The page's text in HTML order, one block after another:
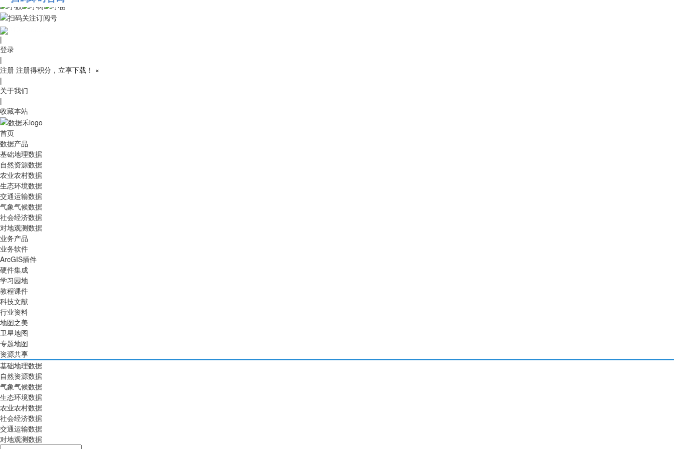
010-53689091
|
登录
|
注册 注册得积分，立享下载！ ×
|
关于我们
|
收藏本站
首页
数据产品
基础地理数据
自然资源数据
农业农村数据
生态环境数据
交通运输数据
气象气候数据
社会经济数据
对地观测数据
业务产品
业务软件
ArcGIS插件
硬件集成
学习园地
教程课件
科技文献
行业资料
地图之美
卫星地图
专题地图
资源共享
基础地理数据
自然资源数据
气象气候数据
生态环境数据
农业农村数据
社会经济数据
交通运输数据
对地观测数据